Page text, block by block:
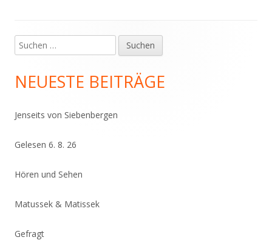
Haupt-
Seitenleiste
Suchen
nach:
NEUESTE BEITRÄGE
Jenseits von Siebenbergen
Gelesen 6. 8. 26
Hören und Sehen
Matussek & Matissek
Gefragt